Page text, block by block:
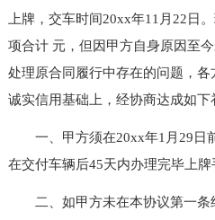
上牌，交车时间20xx年11月22日
项合计 元，但因甲方自身原因至
处理原合同履行中存在的问题，各
诚实信用基础上，经协商达成如下
一、甲方须在20xx年1月29日
在交付车辆后45天内办理完毕上牌
二、如甲方未在本协议第一条